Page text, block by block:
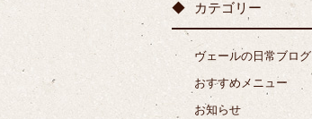
カテゴリー
ヴェールの日常ブログ
おすすめメニュー
お知らせ